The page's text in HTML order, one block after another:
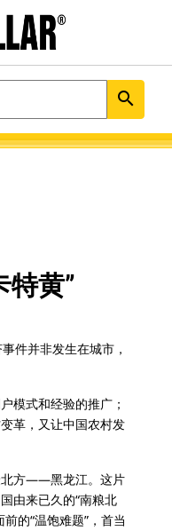
search
特黄”
件并非发生在城市，
模式和经验的推广；
革，又让中国农村发
北方——黑龙江。这片
由来已久的“南粮北
的“温饱难题”，首当